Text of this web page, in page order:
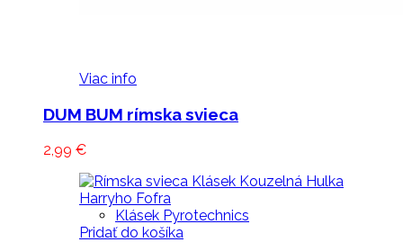
Viac info
DUM BUM rímska svieca
2,99 €
Klásek Pyrotechnics
Pridať do košíka